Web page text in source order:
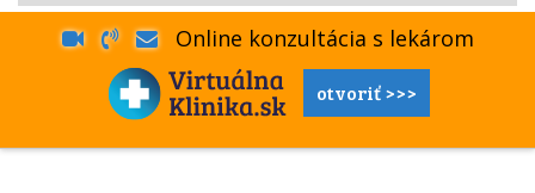
Online konzultácia s lekárom
otvoriť >>>